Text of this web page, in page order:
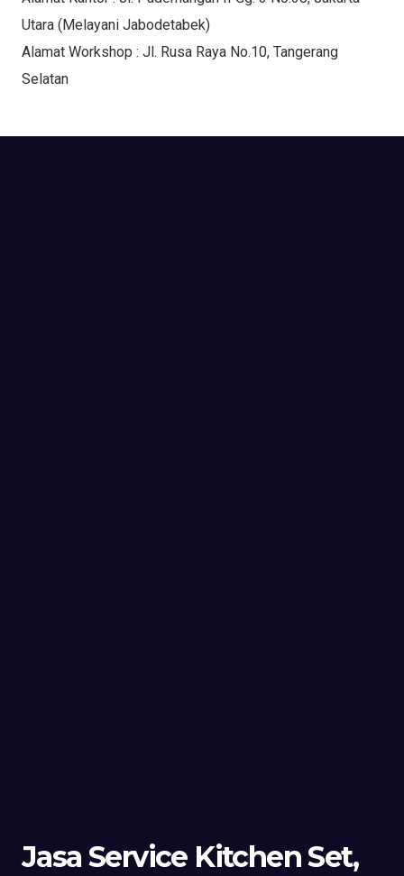
Utara (Melayani Jabodetabek)
Alamat Workshop : Jl. Rusa Raya No.10, Tangerang
Selatan
Jasa Service Kitchen Set,